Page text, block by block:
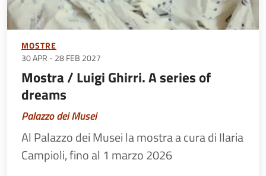
MOSTRE
30 APR - 28 FEB 2027
Mostra / Luigi Ghirri. A series of
dreams
Palazzo dei Musei
Al Palazzo dei Musei la mostra a cura di Ilaria
Campioli, fino al 1 marzo 2026